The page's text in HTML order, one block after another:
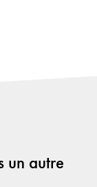
un autre